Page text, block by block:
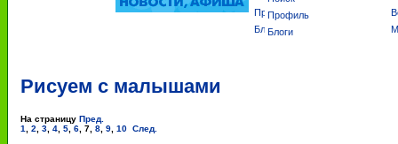
Профиль
Блоги
Рисуем с малышами
На страницу Пред.
1
2 3 4 5 6 7 8 9 10 След.